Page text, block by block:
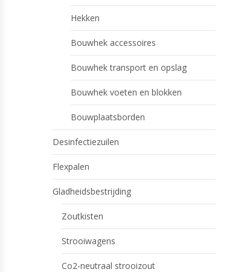
Hekken
Bouwhek accessoires
Bouwhek transport en opslag
Bouwhek voeten en blokken
Bouwplaatsborden
Desinfectiezuilen
Flexpalen
Gladheidsbestrijding
Zoutkisten
Strooiwagens
Co2-neutraal strooizout